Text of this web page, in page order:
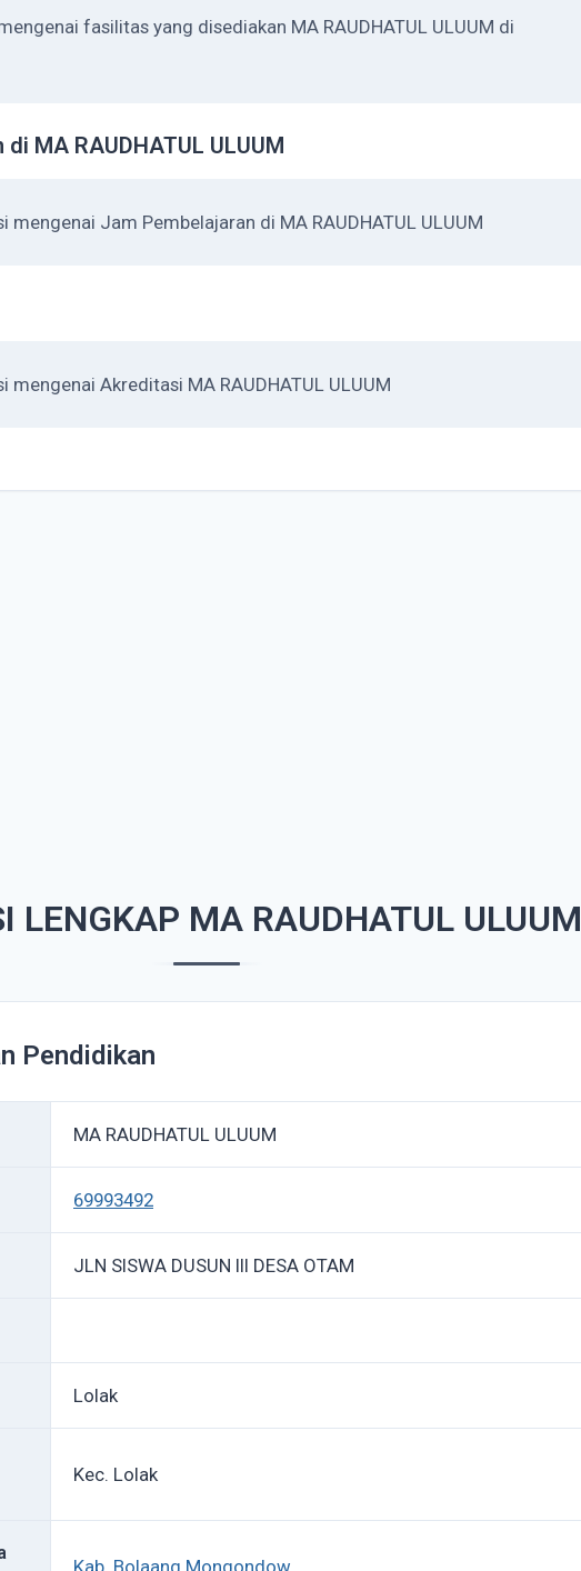
fasilitas yang disediakan MA RAUDHATUL ULUUM di
MA RAUDHATUL ULUUM
Jam Pembelajaran di MA RAUDHATUL ULUUM
Akreditasi MA RAUDHATUL ULUUM
LENGKAP MA RAUDHATUL ULUUM
Pendidikan
MA RAUDHATUL ULUUM
69993492
JLN SISWA DUSUN III DESA OTAM
Lolak
Kec. Lolak
Kab. Bolaang Mongondow